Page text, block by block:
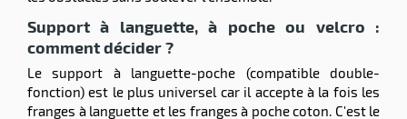
Support à languette, à poche ou velcro :
comment décider ?
Le support à languette-poche (compatible double-
fonction) est le plus universel car il accepte à la fois les
franges à languette et les franges à poche coton. C'est le